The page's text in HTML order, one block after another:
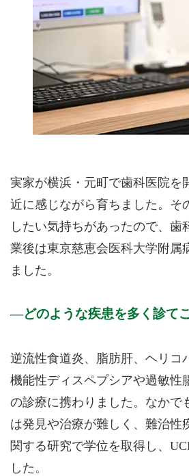
実家が横浜・元町で歯科医院を
近に感じながら育ちました。そ
したい気持ちがあったので、
業後は東京慈恵会医科大学附属
ました。
どのような疾患を多く診て
逆流性食道炎、脂肪肝、ヘリコ
機能性ディスペプシアや過敏性
の診療に携わりました。なかで
は発見や治療が難しく、難治性
関する研究で学位を取得し、
した。